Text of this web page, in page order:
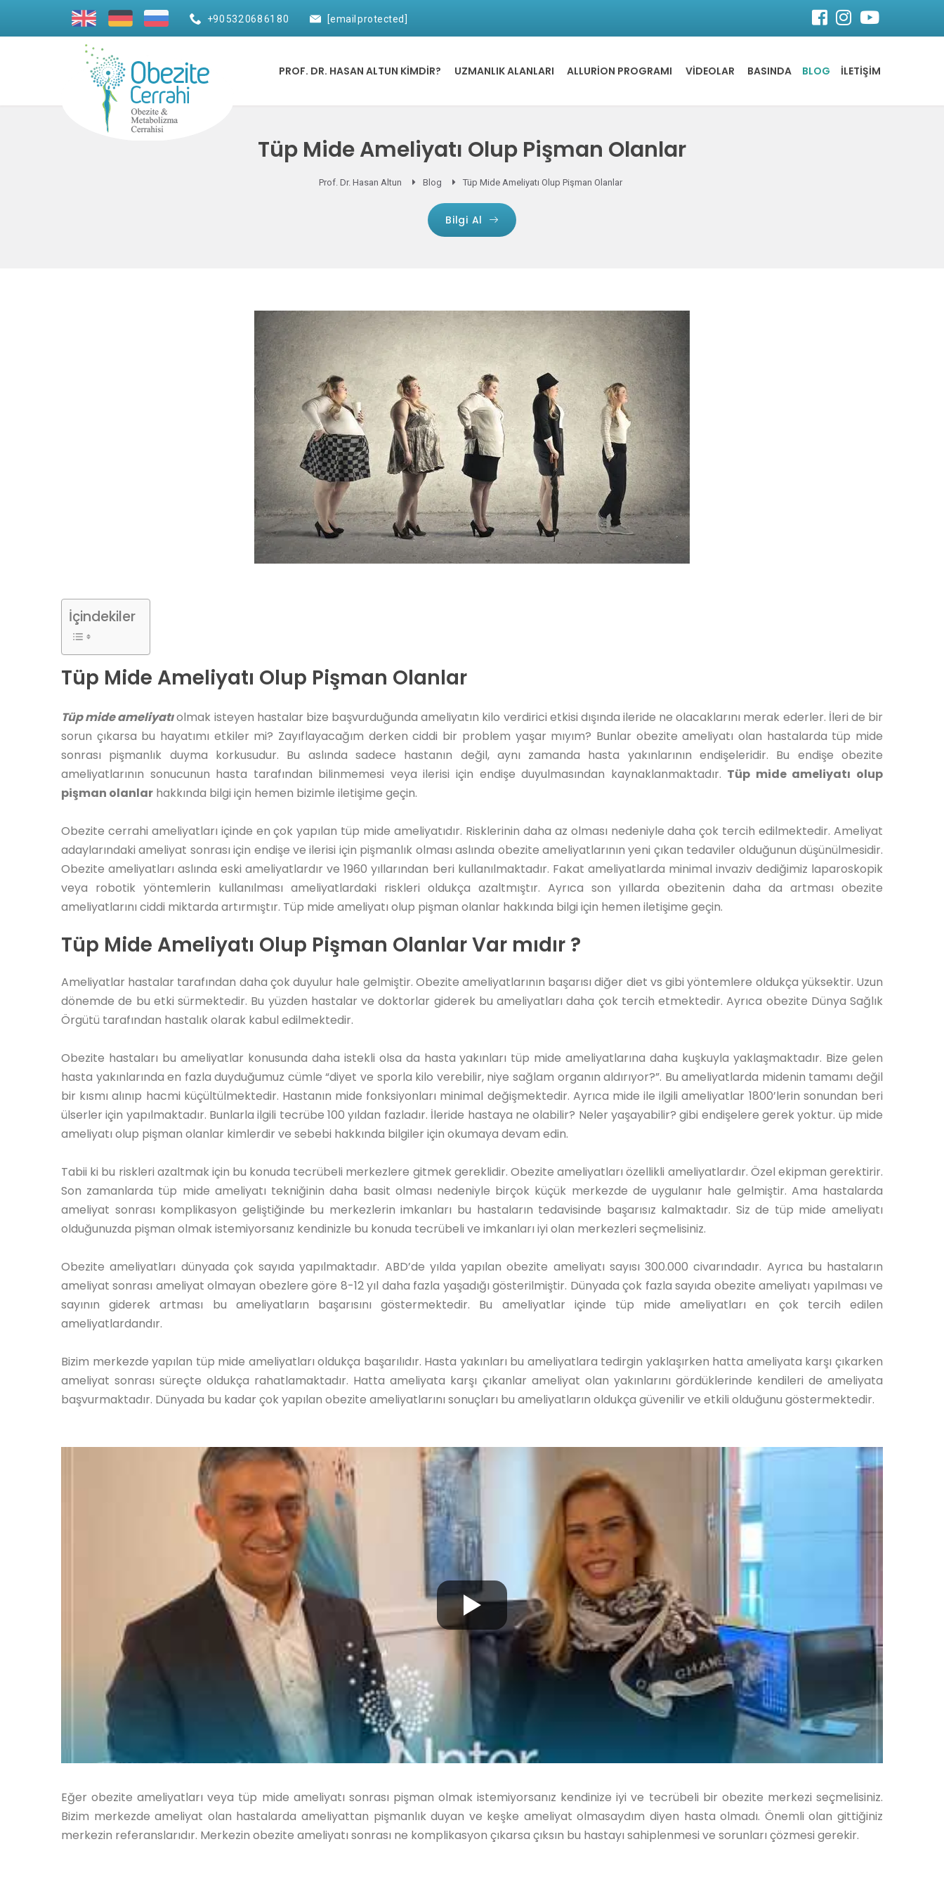
+90 532 068 61 80 [email protected]
PROF. DR. HASAN ALTUN KİMDİR? UZMANLIK ALANLARI ALLURION PROGRAMI VİDEOLAR BASINDA BLOG İLETİŞİM
Tüp Mide Ameliyatı Olup Pişman Olanlar
Prof. Dr. Hasan Altun Blog Tüp Mide Ameliyatı Olup Pişman Olanlar
Bilgi Al
İçindekiler
Tüp Mide Ameliyatı Olup Pişman Olanlar
Tüp mide ameliyatıolmak isteyen hastalar bize başvurduğunda ameliyatın kilo verdirici etkisi dışında ileride ne olacaklarını merak ederler. İleri de bir
sorun çıkarsa bu hayatımı etkiler mi? Zayıflayacağım derken ciddi bir problem yaşar mıyım? Bunlar obezite ameliyatı olan hastalarda tüp mide
sonrası pişmanlık duyma korkusudur. Bu aslında sadece hastanın değil, aynı zamanda hasta yakınlarının endişeleridir. Bu endişe obezite
ameliyatlarının sonucunun hasta tarafından bilinmemesi veya ilerisi için endişe duyulmasından kaynaklanmaktadır. Tüp mide ameliyatı olup
pişman olanlar hakkında bilgi için hemen bizimle iletişime geçin.
Obezite cerrahi ameliyatları içinde en çok yapılan tüp mide ameliyatıdır. Risklerinin daha az olması nedeniyle daha çok tercih edilmektedir. Ameliyat
adaylarındaki ameliyat sonrası için endişe ve ilerisi için pişmanlık olması aslında obezite ameliyatlarının yeni çıkan tedaviler olduğunun düşünülmesidir.
Obezite ameliyatları aslında eski ameliyatlardır ve 1960 yıllarından beri kullanılmaktadır. Fakat ameliyatlarda minimal invaziv dediğimiz laparoskopik
veya robotik yöntemlerin kullanılması ameliyatlardaki riskleri oldukça azaltmıştır. Ayrıca son yıllarda obezitenin daha da artması obezite
ameliyatlarını ciddi miktarda artırmıştır. Tüp mide ameliyatı olup pişman olanlar hakkında bilgi için hemen iletişime geçin.
Tüp Mide Ameliyatı Olup Pişman Olanlar Var mıdır ?
Ameliyatlar hastalar tarafından daha çok duyulur hale gelmiştir. Obezite ameliyatlarının başarısı diğer diet vs gibi yöntemlere oldukça yüksektir. Uzun
dönemde de bu etki sürmektedir. Bu yüzden hastalar ve doktorlar giderek bu ameliyatları daha çok tercih etmektedir. Ayrıca obezite Dünya Sağlık
Örgütü tarafından hastalık olarak kabul edilmektedir.
Obezite hastaları bu ameliyatlar konusunda daha istekli olsa da hasta yakınları tüp mide ameliyatlarına daha kuşkuyla yaklaşmaktadır. Bize gelen
hasta yakınlarında en fazla duyduğumuz cümle “diyet ve sporla kilo verebilir, niye sağlam organın aldırıyor?”. Bu ameliyatlarda midenin tamamı değil
bir kısmı alınıp hacmi küçültülmektedir. Hastanın mide fonksiyonları minimal değişmektedir. Ayrıca mide ile ilgili ameliyatlar 1800’lerin sonundan beri
ülserler için yapılmaktadır. Bunlarla ilgili tecrübe 100 yıldan fazladır. İleride hastaya ne olabilir? Neler yaşayabilir? gibi endişelere gerek yoktur. üp mide
ameliyatı olup pişman olanlar kimlerdir ve sebebi hakkında bilgiler için okumaya devam edin.
Tabii ki bu riskleri azaltmak için bu konuda tecrübeli merkezlere gitmek gereklidir. Obezite ameliyatları özellikli ameliyatlardır. Özel ekipman gerektirir.
Son zamanlarda tüp mide ameliyatı tekniğinin daha basit olması nedeniyle birçok küçük merkezde de uygulanır hale gelmiştir. Ama hastalarda
ameliyat sonrası komplikasyon geliştiğinde bu merkezlerin imkanları bu hastaların tedavisinde başarısız kalmaktadır. Siz de tüp mide ameliyatı
olduğunuzda pişman olmak istemiyorsanız kendinizle bu konuda tecrübeli ve imkanları iyi olan merkezleri seçmelisiniz.
Obezite ameliyatları dünyada çok sayıda yapılmaktadır. ABD’de yılda yapılan obezite ameliyatı sayısı 300.000 civarındadır. Ayrıca bu hastaların
ameliyat sonrası ameliyat olmayan obezlere göre 8-12 yıl daha fazla yaşadığı gösterilmiştir. Dünyada çok fazla sayıda obezite ameliyatı yapılması ve
sayının giderek artması bu ameliyatların başarısını göstermektedir. Bu ameliyatlar içinde tüp mide ameliyatları en çok tercih edilen
ameliyatlardandır.
Bizim merkezde yapılan tüp mide ameliyatları oldukça başarılıdır. Hasta yakınları bu ameliyatlara tedirgin yaklaşırken hatta ameliyata karşı çıkarken
ameliyat sonrası süreçte oldukça rahatlamaktadır. Hatta ameliyata karşı çıkanlar ameliyat olan yakınlarını gördüklerinde kendileri de ameliyata
başvurmaktadır. Dünyada bu kadar çok yapılan obezite ameliyatlarını sonuçları bu ameliyatların oldukça güvenilir ve etkili olduğunu göstermektedir.
Eğer obezite ameliyatları veya tüp mide ameliyatı sonrası pişman olmak istemiyorsanız kendinize iyi ve tecrübeli bir obezite merkezi seçmelisiniz.
Bizim merkezde ameliyat olan hastalarda ameliyattan pişmanlık duyan ve keşke ameliyat olmasaydım diyen hasta olmadı. Önemli olan gittiğiniz
merkezin referanslarıdır. Merkezin obezite ameliyatı sonrası ne komplikasyon çıkarsa çıksın bu hastayı sahiplenmesi ve sorunları çözmesi gerekir.